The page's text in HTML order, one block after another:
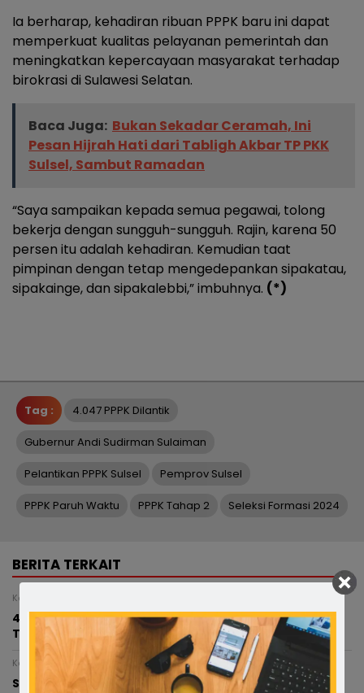
Ia berharap, kehadiran ribuan PPPK baru ini dapat
memperkuat kualitas pelayanan pemerintah dan
meningkatkan kepercayaan masyarakat terhadap
birokrasi di Sulawesi Selatan.
Baca Juga: Bukan Sekadar Ceramah, Ini
Pesan Hijrah Hati dari Tabligh Akbar TP PKK
Sulsel, Sambut Ramadan
“Saya sampaikan kepada semua pegawai, tolong
bekerja dengan sungguh-sungguh. Rajin, karena 50
persen itu adalah kehadiran. Kemudian taat
pimpinan dengan tetap mengedepankan sipakatau,
sipakainge, dan sipakalebbi,” imbuhnya. (*)
Tag : 4.047 PPPK Dilantik
Gubernur Andi Sudirman Sulaiman
Pelantikan PPPK Sulsel Pemprov Sulsel
PPPK Paruh Waktu PPPK Tahap 2 Seleksi Formasi 2024
BERITA TERKAIT
Kamis, 6 Agustus 2026 - 12:44 WITA
49 Ruas Jalan Program MYP Pemprov Sulsel Dalam
Tahap Pengerjaan
Kamis, 6 Agustus 2026 - 02:58 WITA
Satu Komando! Riswan Rusandy Temui Bambang